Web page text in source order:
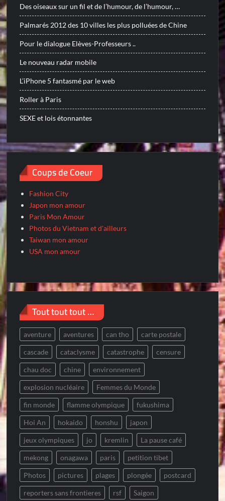
Des oiseaux sur un fil et de l’humour, de l’humour, …
Palmarés 2012 des 10 villes les plus polluées de Chine
Pour le dialogue Elèves-Professeurs ..
Le nouveau radar mobile
L’iPhone 5 fantasmé par le web
Roller à Paris
SEXE et lois étonnantes
Coups de Coeur
Fashion City
Japon mon amour
Paris Mon Amour
Photos du Vietnam et d'ailleurs
Taiwan mon amour
USA mon amour
Tout tout tout …
aventure aventures can tho carte postale
cascade cataclysme catastrophe censure
chau doc chine environnement
explosion nucléaire Femmes du Monde
fin monde flamme olympique fukushima
Hoi An hokaido honshu japon
jeux olympiques jo kremlin La pause café
mekong onagawa paris petition tibet
Photos pictures plages plongée postcard
reporters sans frontieres rsf Saigon